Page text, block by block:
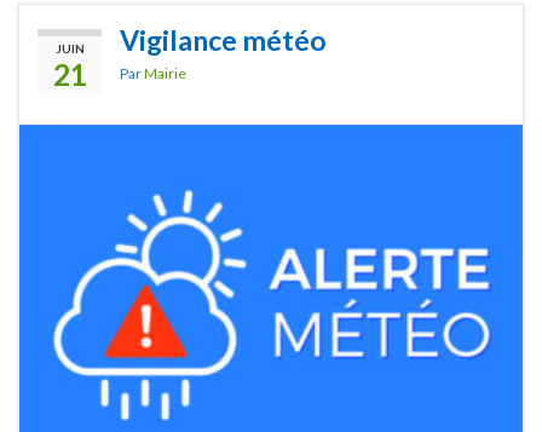
JUIN
21
Vigilance météo
ParMairie